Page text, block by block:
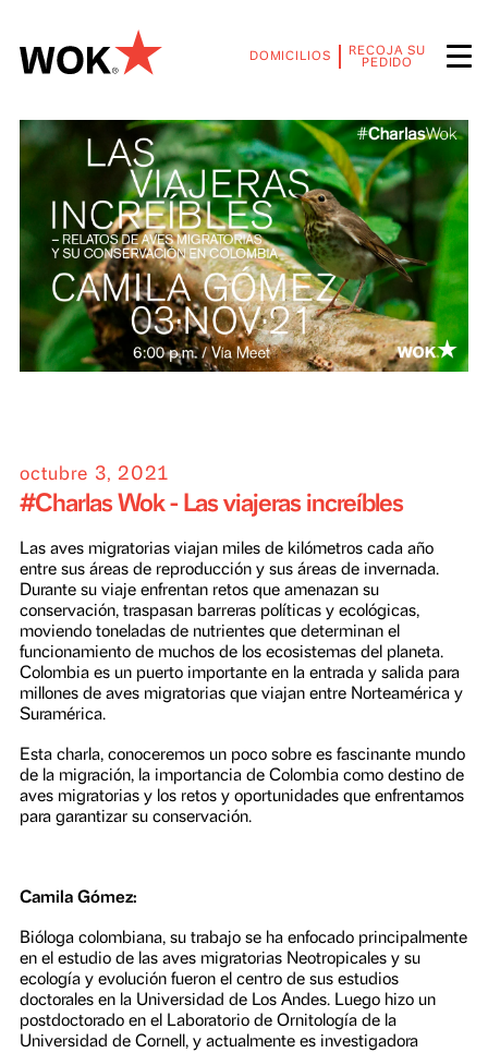
DOMICILIOS RECOJA SU
PEDIDO
#Charlas Wok - Las viajeras increíbles
Las aves migratorias viajan miles de kilómetros cada año
entre sus áreas de reproducción y sus áreas de invernada.
Durante su viaje enfrentan retos que amenazan su
conservación, traspasan barreras políticas y ecológicas,
moviendo toneladas de nutrientes que determinan el
funcionamiento de muchos de los ecosistemas del
Colombia es un puerto importante en la entrada y salida
millones de aves migratorias que viajan entre
Suramérica.
para garantizar su conservación.
Camila Gómez:
Bióloga colombiana, su trabajo se ha enfocado